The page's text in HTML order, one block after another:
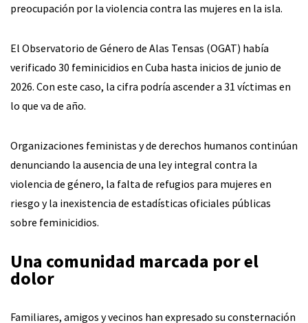
preocupación por la violencia contra las mujeres en la isla.
El Observatorio de Género de Alas Tensas (OGAT) había
verificado 30 feminicidios en Cuba hasta inicios de junio de
2026. Con este caso, la cifra podría ascender a 31 víctimas en
lo que va de año.
Organizaciones feministas y de derechos humanos continúan
denunciando la ausencia de una ley integral contra la
violencia de género, la falta de refugios para mujeres en
riesgo y la inexistencia de estadísticas oficiales públicas
sobre feminicidios.
Una comunidad marcada por el
dolor
Familiares, amigos y vecinos han expresado su consternación